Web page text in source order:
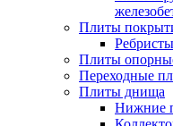
Плиты
Плиты
Переходные
Плиты днища
Нижние